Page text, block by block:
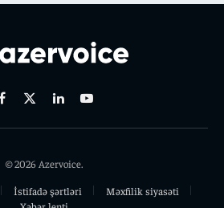
Facebook
X
LinkedinYoutube
© 2026 Azervoice.
İstifadə şərtləri
Məxfilik siyasəti